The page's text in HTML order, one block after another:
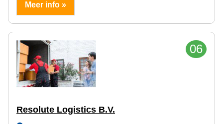
Meer info »
06
Resolute Logistics B.V.